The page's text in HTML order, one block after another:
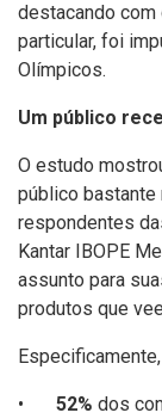
destacando
particular, foi
Olímpicos.
Um público
O estudo
público bastante
respondentes
Kantar IBOPE
assunto para
produtos que
• 52% dos